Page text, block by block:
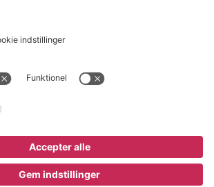
7.495 kr
& Lagerudstyr A/S Alle priser er ekskl.
Cookie indstillinger